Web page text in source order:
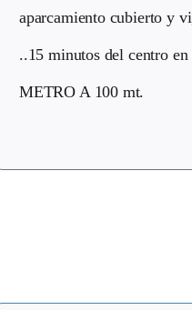
aparcamiento cubierto y
..15 minutos del centro en
METRO A 100 mt.